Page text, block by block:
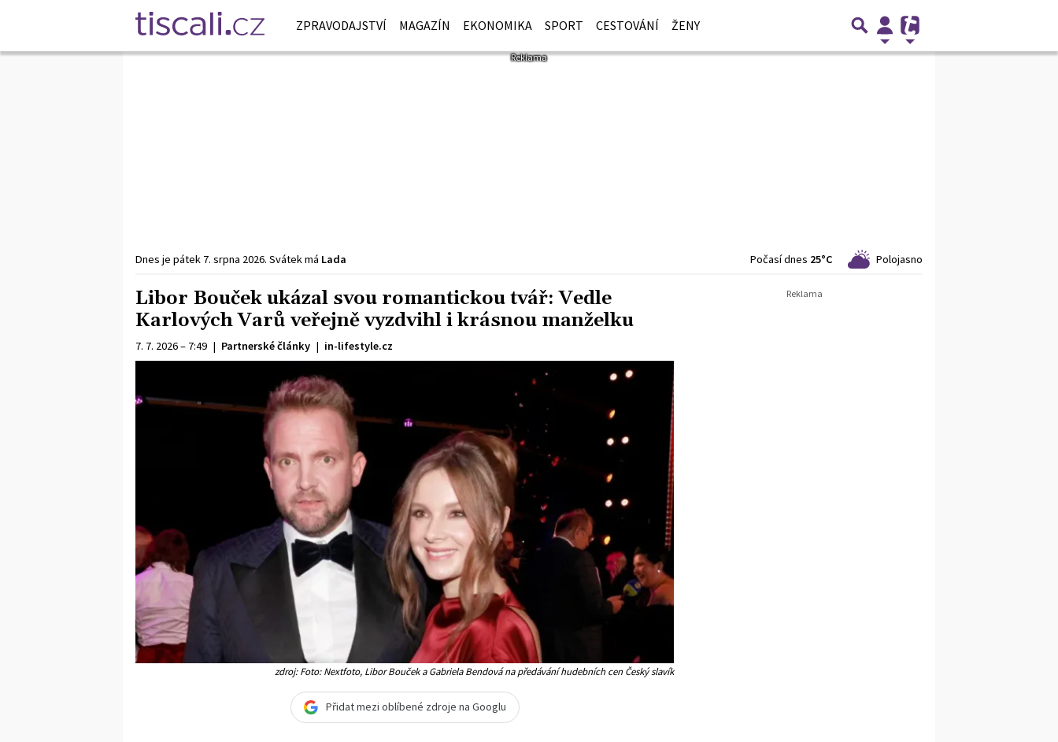
ZPRAVODAJSTVÍ MAGAZÍN EKONOMIKA SPORT CESTOVÁNÍ ŽENY
Dnes je pátek 7. srpna 2026. Svátek má Lada Počasí dnes 25°C Polojasno
Libor Bouček ukázal svou romantickou tvář: Vedle
Karlových Varů veřejně vyzdvihl i krásnou manželku
7. 7. 2026 – 7:49 | Partnerské články | in-lifestyle.cz
zdroj: Foto: Nextfoto, Libor Bouček a Gabriela Bendová na předávání hudebních cen Český slavík
Přidat mezi oblíbené zdroje na Googlu